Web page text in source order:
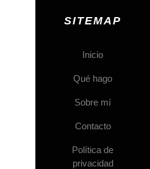
SITEMAP
Inicio
Qué hago
Sobre mí
Contacto
Política de
privacidad